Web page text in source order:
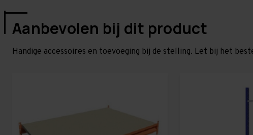
Aanbevolen bij dit product
Handige accessoires en toevoeging bij de stelling. Let bij het